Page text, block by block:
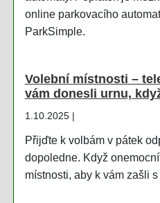
online parkovacího
ParkSimple.
Volební místnosti –
vám donesli urnu,
1.10.2025 |
Přijďte k volbám v pátek
dopoledne. Když
místnosti, aby k vám zašli